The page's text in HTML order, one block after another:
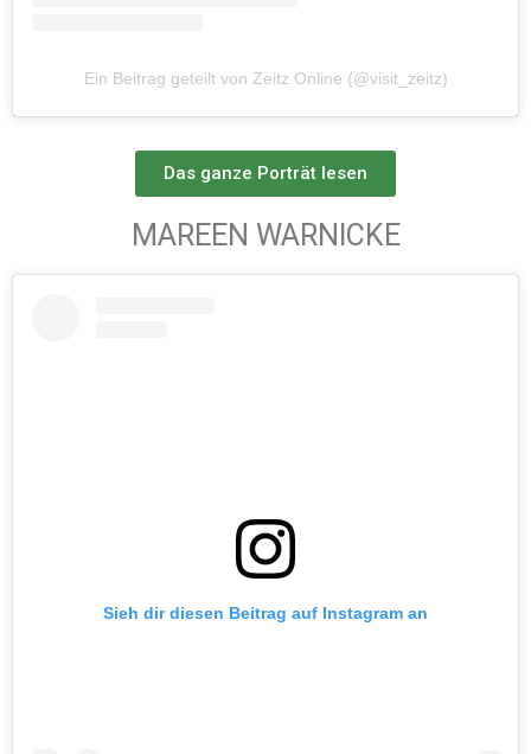
Ein Beitrag geteilt von Zeitz Online (@visit_zeitz)
Das ganze Porträt lesen
MAREEN WARNICKE
Sieh dir diesen Beitrag auf Instagram an